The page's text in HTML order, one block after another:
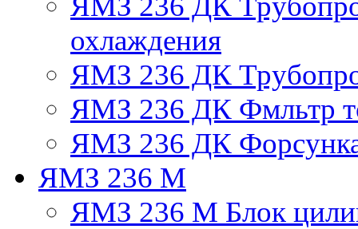
охлаждения
ЯМЗ 236 ДК
ЯМЗ 236 ДК Фмльтр
ЯМЗ 236 ДК
ЯМЗ 236 М
ЯМЗ 236 М Блок